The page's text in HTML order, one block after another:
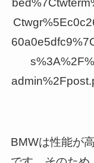
BMWは性能が